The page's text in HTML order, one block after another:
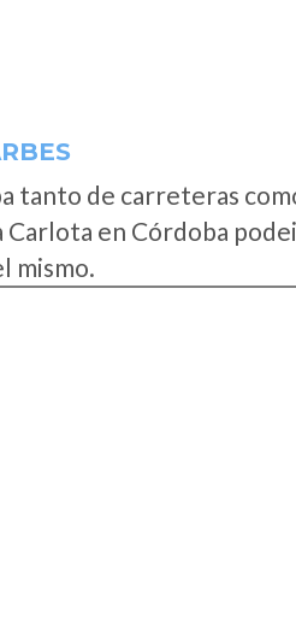
tanto de carreteras
en Córdoba
mismo.